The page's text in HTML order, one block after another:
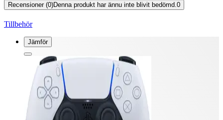
Recensioner (0)Denna produkt har ännu inte blivit bedömd. 0
Tillbehör
Jämför